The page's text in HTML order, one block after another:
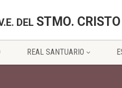
DEL STMO.
REAL SANTUARIO